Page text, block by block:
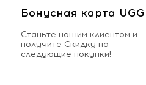
Бонусная карта UGG
Станьте нашим клиентом и
получите Скидку на
следующие покупки!